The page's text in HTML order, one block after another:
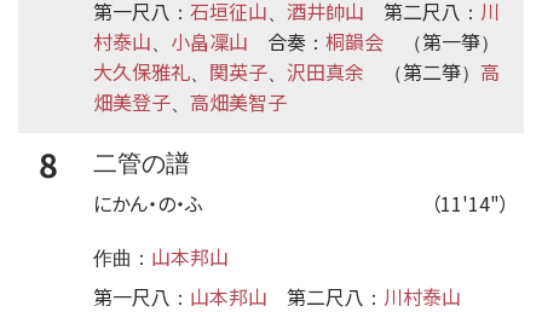
第一尺八 ： 石垣征山 酒井帥山 第二尺八 ： 川
村泰山
小畠凜山 合奏 ： 桐韻会 （第一箏）
大久保雅礼 関英子 沢田真余 （第二箏） 高
畑美登子
高畑美智子
8
二管の譜
（11'14"）
にかん・の・ふ
作曲： 山本邦山
第一尺八 ： 山本邦山 第二尺八 ： 川村泰山